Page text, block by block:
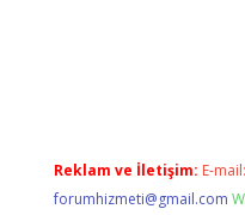
Reklam ve İletişim: E-mail:
forumhizmeti@gmail.com